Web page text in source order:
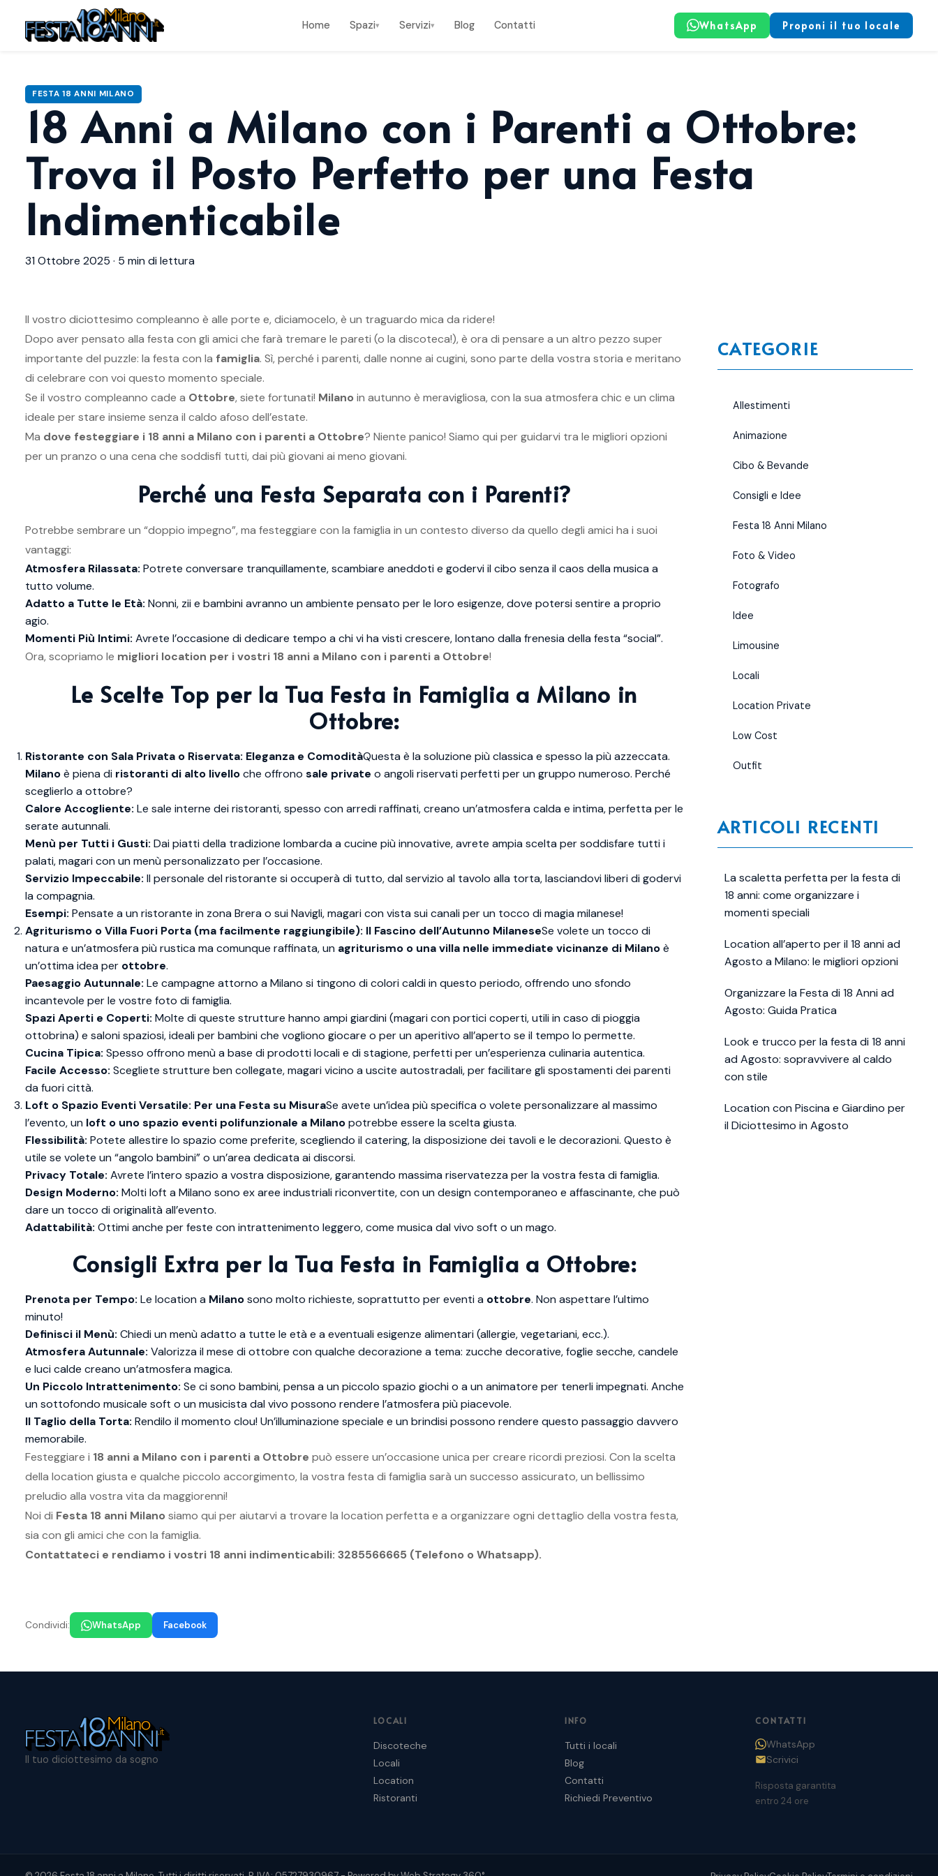
Home Spazi▾ Servizi▾ Blog Contatti WhatsApp Proponi il tuo locale
FESTA 18 ANNI MILANO
18 Anni a Milano con i Parenti a Ottobre:
Trova il Posto Perfetto per una Festa
Indimenticabile
31 Ottobre 2025 · 5 min di lettura
Il vostro diciottesimo compleanno è alle porte e, diciamocelo, è un traguardo mica da ridere!
Dopo aver pensato alla festa con gli amici che farà tremare le pareti (o la discoteca!), è ora di pensare a un altro pezzo super
importante del puzzle: la festa con la famiglia. Sì, perché i parenti, dalle nonne ai cugini, sono parte della vostra storia e meritano
di celebrare con voi questo momento speciale.
Se il vostro compleanno cade a Ottobre, siete fortunati! Milano in autunno è meravigliosa, con la sua atmosfera chic e un clima
ideale per stare insieme senza il caldo afoso dell’estate.
Ma dove festeggiare i 18 anni a Milano con i parenti a Ottobre? Niente panico! Siamo qui per guidarvi tra le migliori opzioni
per un pranzo o una cena che soddisfi tutti, dai più giovani ai meno giovani.
Perché una Festa Separata con i Parenti?
Potrebbe sembrare un “doppio impegno”, ma festeggiare con la famiglia in un contesto diverso da quello degli amici ha i suoi
vantaggi:
Atmosfera Rilassata: Potrete conversare tranquillamente, scambiare aneddoti e godervi il cibo senza il caos della musica a
tutto volume.
Adatto a Tutte le Età: Nonni, zii e bambini avranno un ambiente pensato per le loro esigenze, dove potersi sentire a proprio
agio.
Momenti Più Intimi: Avrete l’occasione di dedicare tempo a chi vi ha visti crescere, lontano dalla frenesia della festa “social”.
Ora, scopriamo le migliori location per i vostri 18 anni a Milano con i parenti a Ottobre!
Le Scelte Top per la Tua Festa in Famiglia a Milano in
Ottobre:
Ristorante con Sala Privata o Riservata: Eleganza e ComoditàQuesta è la soluzione più classica e spesso la più azzeccata.
Milanoè piena di ristoranti di alto livelloche offrono sale private o angoli riservati perfetti per un gruppo numeroso. Perché
sceglierlo a ottobre?
Calore Accogliente: Le sale interne dei ristoranti, spesso con arredi raffinati, creano un’atmosfera calda e intima, perfetta per le
serate autunnali.
Menù per Tutti i Gusti: Dai piatti della tradizione lombarda a cucine più innovative, avrete ampia scelta per soddisfare tutti i
palati, magari con un menù personalizzato per l’occasione.
Servizio Impeccabile: Il personale del ristorante si occuperà di tutto, dal servizio al tavolo alla torta, lasciandovi liberi di godervi
la compagnia.
Esempi: Pensate a un ristorante in zona Brera o sui Navigli, magari con vista sui canali per un tocco di magia milanese!
Agriturismo o Villa Fuori Porta (ma facilmente raggiungibile): Il Fascino dell’Autunno MilaneseSe volete un tocco di
natura e un’atmosfera più rustica ma comunque raffinata, un agriturismo o una villa nelle immediate vicinanze di Milanoè
un’ottima idea per ottobre.
Paesaggio Autunnale: Le campagne attorno a Milano si tingono di colori caldi in questo periodo, offrendo uno sfondo
incantevole per le vostre foto di famiglia.
Spazi Aperti e Coperti: Molte di queste strutture hanno ampi giardini (magari con portici coperti, utili in caso di pioggia
ottobrina) e saloni spaziosi, ideali per bambini che vogliono giocare o per un aperitivo all’aperto se il tempo lo permette.
Cucina Tipica: Spesso offrono menù a base di prodotti locali e di stagione, perfetti per un’esperienza culinaria autentica.
Facile Accesso: Scegliete strutture ben collegate, magari vicino a uscite autostradali, per facilitare gli spostamenti dei parenti
da fuori città.
Loft o Spazio Eventi Versatile: Per una Festa su MisuraSe avete un’idea più specifica o volete personalizzare al massimo
l’evento, un loft o uno spazio eventi polifunzionale a Milanopotrebbe essere la scelta giusta.
Flessibilità: Potete allestire lo spazio come preferite, scegliendo il catering, la disposizione dei tavoli e le decorazioni. Questo è
utile se volete un “angolo bambini” o un’area dedicata ai discorsi.
Privacy Totale: Avrete l’intero spazio a vostra disposizione, garantendo massima riservatezza per la vostra festa di famiglia.
Design Moderno: Molti loft a Milano sono ex aree industriali riconvertite, con un design contemporaneo e affascinante, che può
dare un tocco di originalità all’evento.
Adattabilità: Ottimi anche per feste con intrattenimento leggero, come musica dal vivo soft o un mago.
Consigli Extra per la Tua Festa in Famiglia a Ottobre:
Prenota per Tempo: Le location a Milanosono molto richieste, soprattutto per eventi a ottobre. Non aspettare l’ultimo
minuto!
Definisci il Menù: Chiedi un menù adatto a tutte le età e a eventuali esigenze alimentari (allergie, vegetariani, ecc.).
Atmosfera Autunnale: Valorizza il mese di ottobre con qualche decorazione a tema: zucche decorative, foglie secche, candele
e luci calde creano un’atmosfera magica.
Un Piccolo Intrattenimento: Se ci sono bambini, pensa a un piccolo spazio giochi o a un animatore per tenerli impegnati. Anche
un sottofondo musicale soft o un musicista dal vivo possono rendere l’atmosfera più piacevole.
Il Taglio della Torta: Rendilo il momento clou! Un’illuminazione speciale e un brindisi possono rendere questo passaggio davvero
memorabile.
Festeggiare i 18 anni a Milano con i parenti a Ottobre può essere un’occasione unica per creare ricordi preziosi. Con la scelta
della location giusta e qualche piccolo accorgimento, la vostra festa di famiglia sarà un successo assicurato, un bellissimo
preludio alla vostra vita da maggiorenni!
Noi di Festa 18 anni Milano siamo qui per aiutarvi a trovare la location perfetta e a organizzare ogni dettaglio della vostra festa,
sia con gli amici che con la famiglia.
Contattateci e rendiamo i vostri 18 anni indimenticabili: 3285566665 (Telefono o Whatsapp).
CATEGORIE
Allestimenti
Animazione
Cibo & Bevande
Consigli e Idee
Festa 18 Anni Milano
Foto & Video
Fotografo
Idee
Limousine
Locali
Location Private
Low Cost
Outfit
ARTICOLI RECENTI
La scaletta perfetta per la festa di
18 anni: come organizzare i
momenti speciali
Location all’aperto per il 18 anni ad
Agosto a Milano: le migliori opzioni
Organizzare la Festa di 18 Anni ad
Agosto: Guida Pratica
Look e trucco per la festa di 18 anni
ad Agosto: sopravvivere al caldo
con stile
Location con Piscina e Giardino per
il Diciottesimo in Agosto
Condividi: WhatsApp Facebook
Il tuo diciottesimo da sogno
LOCALI
Discoteche
Locali
Location
Ristoranti
INFO
Tutti i locali
Blog
Contatti
Richiedi Preventivo
CONTATTI
WhatsApp
Scrivici
Risposta garantita
entro 24 ore